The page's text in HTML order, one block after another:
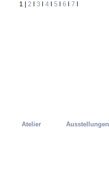
1 2 3 4 5 6 7
Atelier Ausstellungen